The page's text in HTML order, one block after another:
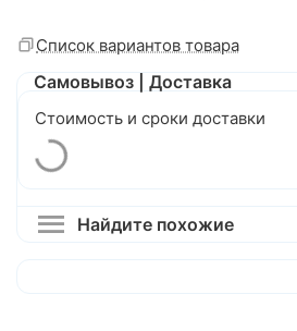
Список вариантов товара
Самовывоз | Доставка
Стоимость и сроки доставки
Найдите похожие